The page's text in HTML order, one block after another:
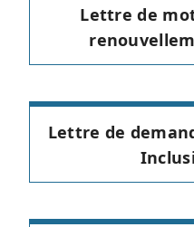
Lettre de
Lettre de